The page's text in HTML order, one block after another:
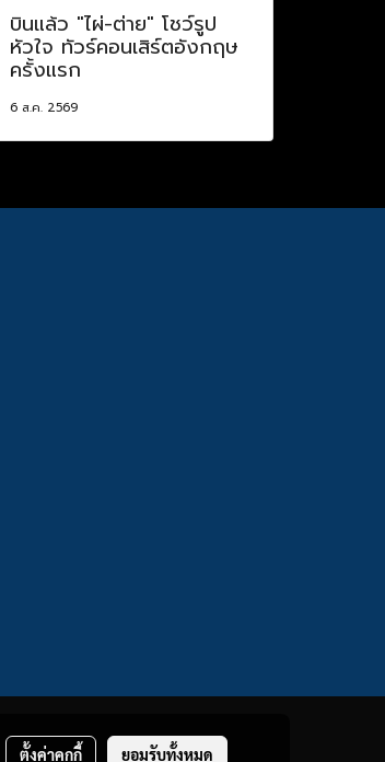
บินแล้ว "ไผ่-ต่าย" โชว์รูป
หัวใจ ทัวร์คอนเสิร์ตอังกฤษ
ครั้งแรก
6 ส.ค. 2569
ตั้งค่าคุกกี้ ยอมรับทั้งหมด